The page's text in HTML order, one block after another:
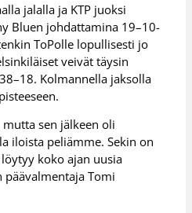
jalalla ja KTP juoksi
Bluen johdattamina 19–10-
ToPolle lopullisesti jo
veivät täysin
Kolmannella jaksolla
sen jälkeen oli
iloista peliämme. Sekin on
koko ajan uusia
Tomi